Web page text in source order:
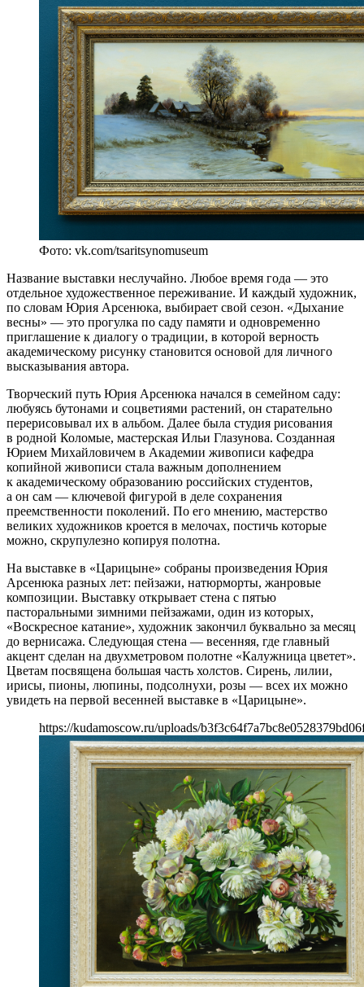
Фото: vk.com/tsaritsynomuseum
Название выставки неслучайно. Любое время года — это
отдельное художественное переживание. И каждый художник,
по словам Юрия Арсенюка, выбирает свой сезон. «Дыхание
весны» — это прогулка по саду памяти и одновременно
приглашение к диалогу о традиции, в которой верность
академическому рисунку становится основой для личного
высказывания автора.
Творческий путь Юрия Арсенюка начался в семейном саду:
любуясь бутонами и соцветиями растений, он старательно
перерисовывал их в альбом. Далее была студия рисования
в родной Коломые, мастерская Ильи Глазунова. Созданная
Юрием Михайловичем в Академии живописи кафедра
копийной живописи стала важным дополнением
к академическому образованию российских студентов,
а он сам — ключевой фигурой в деле сохранения
преемственности поколений. По его мнению, мастерство
великих художников кроется в мелочах, постичь которые
можно, скрупулезно копируя полотна.
На выставке в «Царицыне» собраны произведения Юрия
Арсенюка разных лет: пейзажи, натюрморты, жанровые
композиции. Выставку открывает стена с пятью
пасторальными зимними пейзажами, один из которых,
«Воскресное катание», художник закончил буквально за месяц
до вернисажа. Следующая стена — весенняя, где главный
акцент сделан на двухметровом полотне «Калужница цветет».
Цветам посвящена большая часть холстов. Сирень, лилии,
ирисы, пионы, люпины, подсолнухи, розы — всех их можно
увидеть на первой весенней выставке в «Царицыне».
https://kudamoscow.ru/uploads/